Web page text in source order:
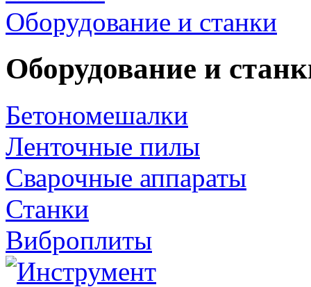
Оборудование и станки
Оборудование и
Бетономешалки
Ленточные пилы
Сварочные аппараты
Станки
Виброплиты